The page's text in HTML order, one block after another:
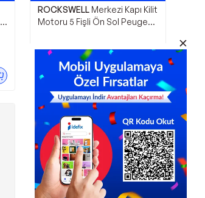
ROCKSWELL Merkezi Kapı Kilit
Motoru 5 Fişli Ön Sol Peugeot
621,06TL
Sepette527,90TL